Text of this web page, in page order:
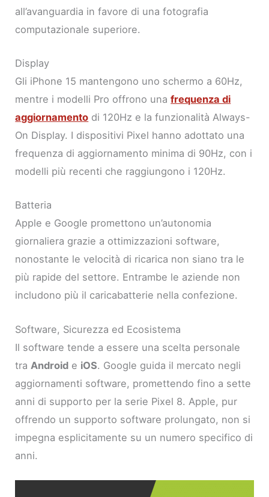
all’avanguardia in favore di una fotografia
computazionale superiore.
Display
Gli iPhone 15 mantengono uno schermo a 60Hz,
mentre i modelli Pro offrono unafrequenza di
aggiornamento di 120Hz e la funzionalità Always-
On Display. I dispositivi Pixel hanno adottato una
frequenza di aggiornamento minima di 90Hz, con i
modelli più recenti che raggiungono i 120Hz.
Batteria
Apple e Google promettono un’autonomia
giornaliera grazie a ottimizzazioni software,
nonostante le velocità di ricarica non siano tra le
più rapide del settore. Entrambe le aziende non
includono più il caricabatterie nella confezione.
Software, Sicurezza ed Ecosistema
Il software tende a essere una scelta personale
tra Android e iOS. Google guida il mercato negli
aggiornamenti software, promettendo fino a sette
anni di supporto per la serie Pixel 8. Apple, pur
offrendo un supporto software prolungato, non si
impegna esplicitamente su un numero specifico di
anni.